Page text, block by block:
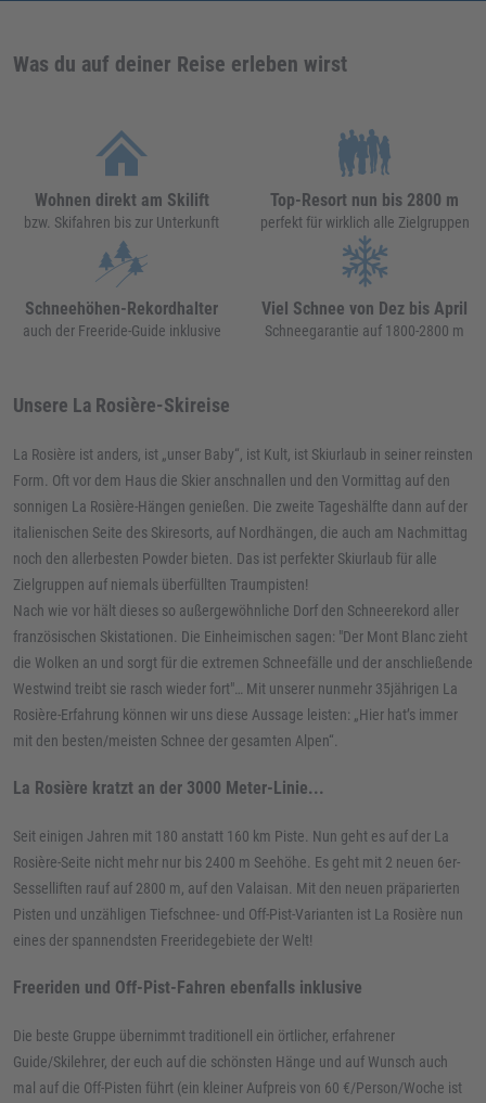
Was du auf deiner Reise erleben wirst
Wohnen direkt am Skilift
bzw. Skifahren bis zur Unterkunft
Top-Resort nun bis 2800 m
perfekt für wirklich alle Zielgruppen
Schneehöhen-Rekordhalter
auch der Freeride-Guide inklusive
Viel Schnee von Dez bis April
Schneegarantie auf 1800-2800 m
Unsere La Rosière-Skireise
La Rosière ist anders, ist „unser Baby“, ist Kult, ist Skiurlaub in seiner reinsten
Form. Oft vor dem Haus die Skier anschnallen und den Vormittag auf den
sonnigen La Rosière-Hängen genießen. Die zweite Tageshälfte dann auf der
italienischen Seite des Skiresorts, auf Nordhängen, die auch am Nachmittag
noch den allerbesten Powder bieten. Das ist perfekter Skiurlaub für alle
Zielgruppen auf niemals überfüllten Traumpisten!
Nach wie vor hält dieses so außergewöhnliche Dorf den Schneerekord aller
französischen Skistationen. Die Einheimischen sagen: "Der Mont Blanc zieht
die Wolken an und sorgt für die extremen Schneefälle und der anschließende
Westwind treibt sie rasch wieder fort"… Mit unserer nunmehr 35jährigen La
Rosière-Erfahrung können wir uns diese Aussage leisten: „Hier hat’s immer
mit den besten/meisten Schnee der gesamten Alpen“.
La Rosière kratzt an der 3000 Meter-Linie...
Seit einigen Jahren mit 180 anstatt 160 km Piste. Nun geht es auf der La
Rosière-Seite nicht mehr nur bis 2400 m Seehöhe. Es geht mit 2 neuen 6er-
Sesselliften rauf auf 2800 m, auf den Valaisan. Mit den neuen präparierten
Pisten und unzähligen Tiefschnee- und Off-Pist-Varianten ist La Rosière nun
eines der spannendsten Freeridegebiete der Welt!
Freeriden und Off-Pist-Fahren ebenfalls inklusive
Die beste Gruppe übernimmt traditionell ein örtlicher, erfahrener
Guide/Skilehrer, der euch auf die schönsten Hänge und auf Wunsch auch
mal auf die Off-Pisten führt (ein kleiner Aufpreis von 60 €/Person/Woche ist